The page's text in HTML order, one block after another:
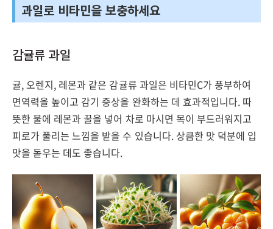
과일로 비타민을 보충하세요
감귤류 과일
귤, 오렌지, 레몬과 같은 감귤류 과일은 비타민C가 풍부하여
면역력을 높이고 감기 증상을 완화하는 데 효과적입니다. 따
뜻한 물에 레몬과 꿀을 넣어 차로 마시면 목이 부드러워지고
피로가 풀리는 느낌을 받을 수 있습니다. 상큼한 맛 덕분에 입
맛을 돋우는 데도 좋습니다.